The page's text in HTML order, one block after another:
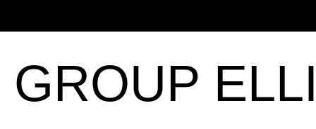
GROUP